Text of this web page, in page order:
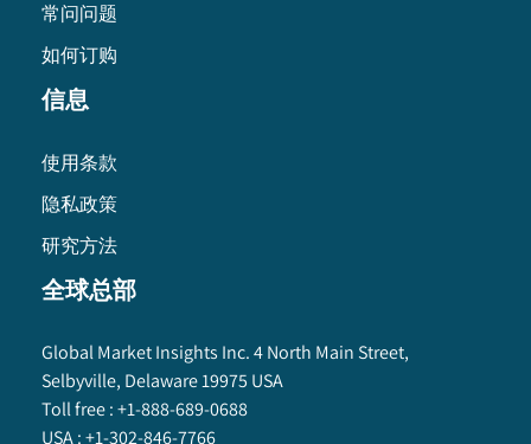
常问问题
如何订购
信息
使用条款
隐私政策
研究方法
全球总部
Global Market Insights Inc. 4 North Main Street,
Selbyville, Delaware 19975 USA
Toll free :+1-888-689-0688
USA :+1-302-846-7766